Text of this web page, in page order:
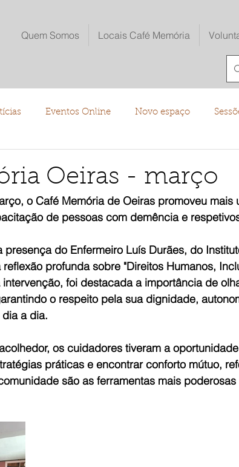
Quem Somos Locais Café Memória
Eventos Online Novo espaço
Oeiras - março
o Café Memória de Oeiras promoveu mais
de pessoas com demência e
do Enfermeiro Luís Durães, do
profunda sobre "Direitos Humanos,
intervenção, foi destacada a importância de
o respeito pela sua dignidade,
a dia.
os cuidadores tiveram a
práticas e encontrar conforto mútuo,
são as ferramentas mais